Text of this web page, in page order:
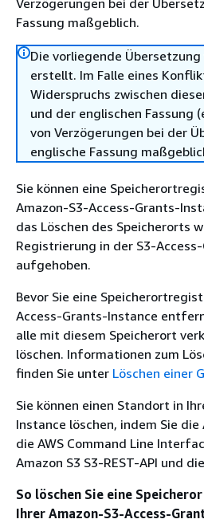
Verzögerungen bei der
Fassung maßgeblich.
Die vorliegende
erstellt. Im Falle eines
Widerspruchs zwischen
und der englischen Fassung
von Verzögerungen bei der
englische Fassung
Sie können eine
Amazon-S3-Access-Grants-
das Löschen des Speicherorts
Registrierung in der S3-
aufgehoben.
Bevor Sie eine
Access-Grants-Instance
alle mit diesem Speicherort
löschen. Informationen zum
finden Sie unter Löschen einer
Sie können einen Standort in
Instance löschen, indem Sie die
die AWS Command Line
Amazon S3 S3-REST-API und
So löschen Sie eine
Ihrer Amazon-S3-Access-